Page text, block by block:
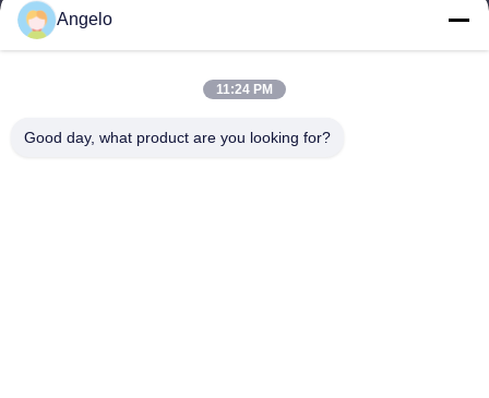
Unsere Adresse
Zimmer 1508, Taojing Business Building, Minbao Road,
Guangdong
Angelo
11:24 PM
Good day, what product are you looking for?